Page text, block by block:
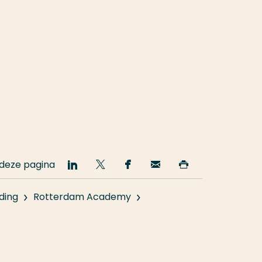
Rotterdam Academy
pagina
Deel
op
LinkedIn
Deel
op
Twitter
Deel
op
Email
deze deze